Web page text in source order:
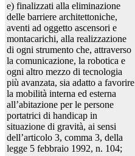
e) finalizzati alla eliminazione
delle barriere architettoniche,
aventi ad oggetto ascensori e
montacarichi, alla realizzazione
di ogni strumento che, attraverso
la comunicazione, la robotica e
ogni altro mezzo di tecnologia
più avanzata, sia adatto a favorire
la mobilità interna ed esterna
all’abitazione per le persone
portatrici di handicap in
situazione di gravità, ai sensi
dell’articolo 3, comma 3, della
legge 5 febbraio 1992, n. 104;